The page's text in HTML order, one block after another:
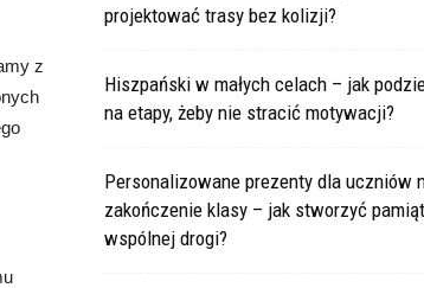
z
projektować trasy bez kolizji?
Hiszpański w małych celach – jak
na etapy, żeby nie stracić motywacji?
Personalizowane prezenty dla uczniów
zakończenie klasy – jak stworzyć
wspólnej drogi?